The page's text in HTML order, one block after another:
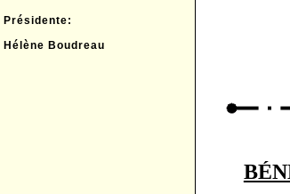
Présidente:
Hélène Boudreau